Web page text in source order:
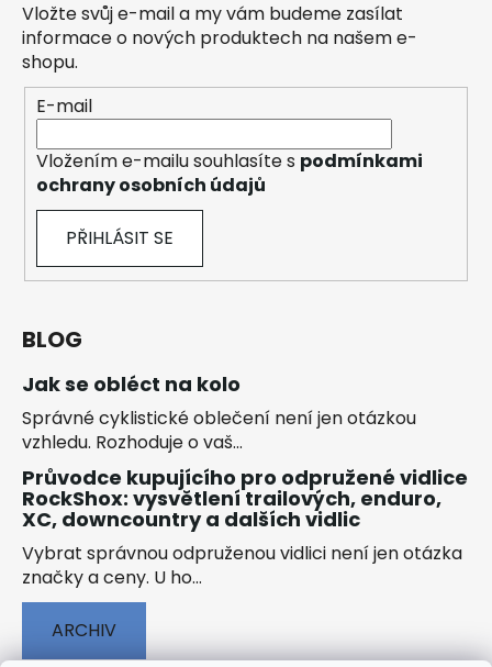
Vložte svůj e-mail a my vám budeme zasílat
informace o nových produktech na našem e-
shopu.
E-mail
Vložením e-mailu souhlasíte s podmínkami
ochrany osobních údajů
PŘIHLÁSIT SE
BLOG
Jak se obléct na kolo
Správné cyklistické oblečení není jen otázkou
vzhledu. Rozhoduje o vaš...
Průvodce kupujícího pro odpružené vidlice
RockShox: vysvětlení trailových, enduro,
XC, downcountry a dalších vidlic
Vybrat správnou odpruženou vidlici není jen otázka
značky a ceny. U ho...
ARCHIV